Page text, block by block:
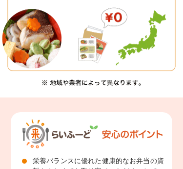
栄養バランスに優れた健康的なお弁当の資